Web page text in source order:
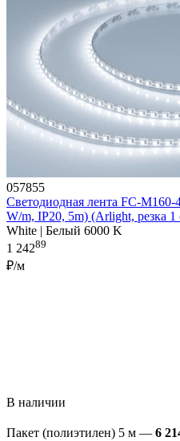
057855
Светодиодная лента FC-
W/m, IP20, 5m) (Arlight, резка 1
White | Белый 6000 K
1 24289
₽/м
В наличии
Пакет (полиэтилен) 5 м — 6